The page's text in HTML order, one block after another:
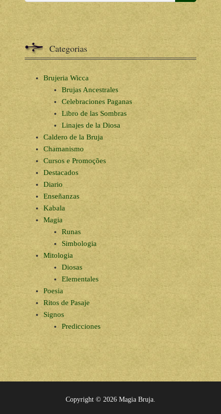
Categorias
Brujeria Wicca
Brujas Ancestrales
Celebraciones Paganas
Libro de las Sombras
Linajes de la Diosa
Caldero de la Bruja
Chamanismo
Cursos e Promoções
Destacados
Diario
Enseñanzas
Kabala
Magia
Runas
Simbologia
Mitologia
Diosas
Elementales
Poesia
Ritos de Pasaje
Signos
Predicciones
Copyright © 2026 Magia Bruja.